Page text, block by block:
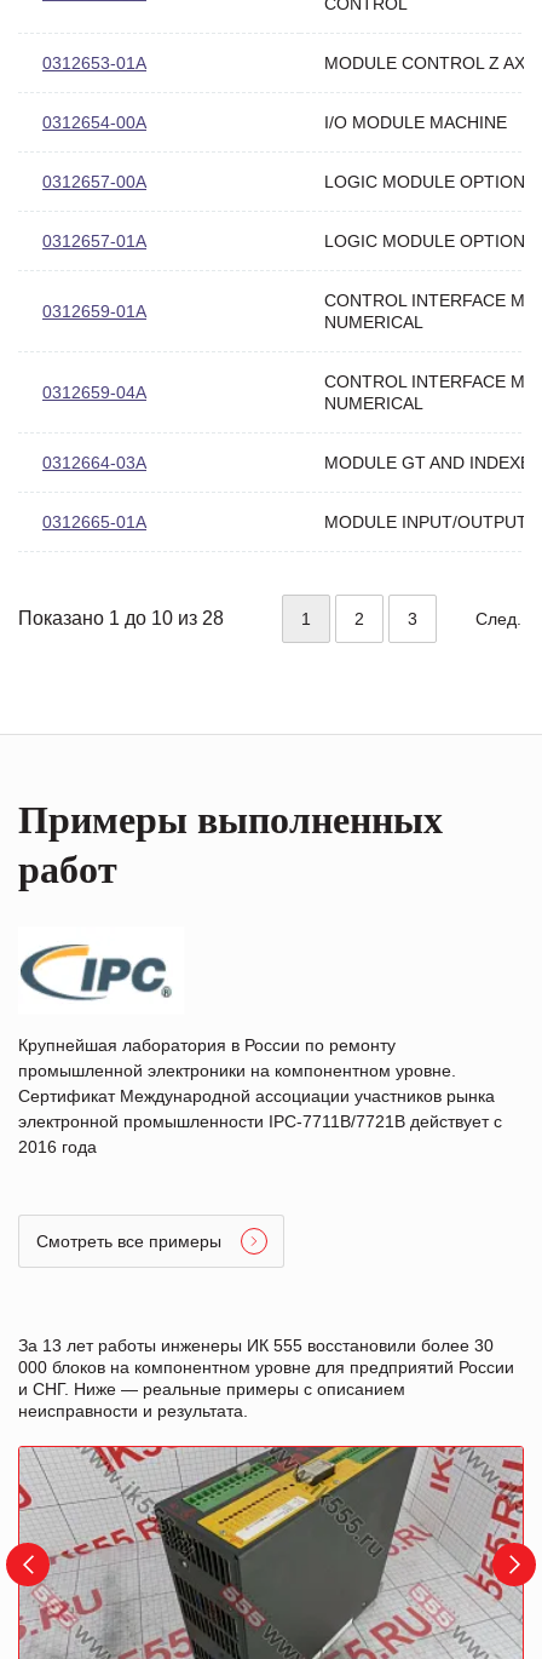
0312653-01A MODULE CONTROL Z AXIS
0312654-00A I/O MODULE MACHINE
0312657-00A LOGIC MODULE OPTION
0312657-01A LOGIC MODULE OPTION
0312659-01A
CONTROL INTERFACE
NUMERICAL
0312659-04A
CONTROL INTERFACE
NUMERICAL
0312664-03A MODULE GT AND INDEXER
0312665-01A MODULE INPUT/OUTPUT
Показано 1 до 10 из 28 1 2 3 След.
Примеры выполненных
работ
Крупнейшая лаборатория в России по ремонту
промышленной электроники на компонентном уровне.
Сертификат Международной ассоциации участников рынка
электронной промышленности IPC-7711B/7721B действует с
2016 года
Смотреть все примеры
За 13 лет работы инженеры ИК 555 восстановили более 30
000 блоков на компонентном уровне для предприятий России
и СНГ. Ниже — реальные примеры с описанием
неисправности и результата.